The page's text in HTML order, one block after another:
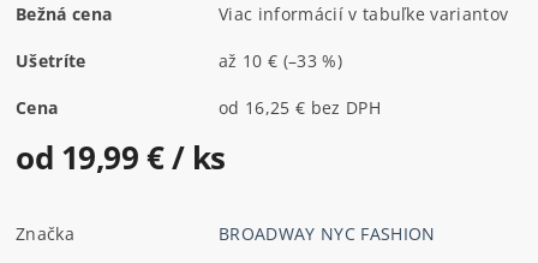
Bežná cena Viac informácií v tabuľke variantov
Ušetríte až 10 € (–33 %)
Cena od 16,25 € bez DPH
od 19,99 €/ ks
Značka
BROADWAY NYC FASHION